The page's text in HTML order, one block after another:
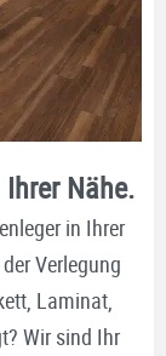
Nähe.
in Ihrer
Verlegung
Laminat,
Wir sind Ihr